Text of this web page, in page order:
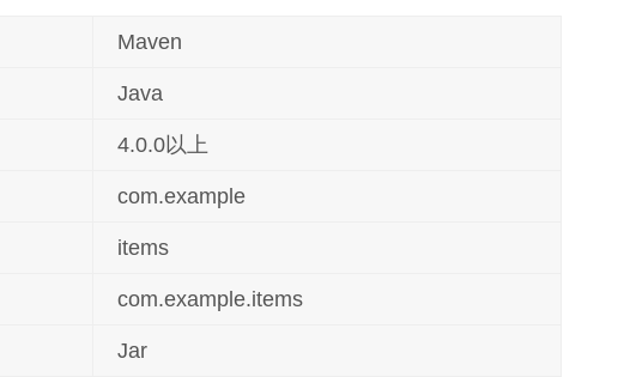
Maven
Java
4.0.0以上
com.example
items
com.example.items
Jar